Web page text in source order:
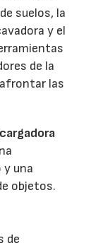
suelos, la
y el
de la
las
una
objetos.
de